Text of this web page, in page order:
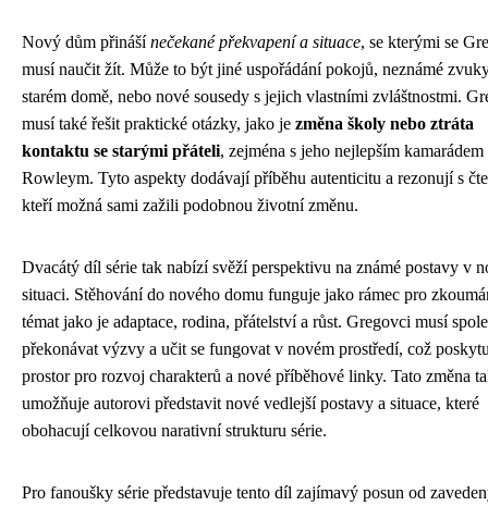
Nový dům přinášínečekané překvapení a situace, se kterými se
musí naučit žít. Může to být jiné uspořádání pokojů, neznámé
starém domě, nebo nové sousedy s jejich vlastními zvláštnostmi.
musí také řešit praktické otázky, jako je změna školy nebo ztráta
kontaktu se starými přáteli, zejména s jeho nejlepším kamarádem
Rowleym. Tyto aspekty dodávají příběhu autenticitu a rezonují s
kteří možná sami zažili podobnou životní změnu.
Dvacátý díl série tak nabízí svěží perspektivu na známé postavy v
situaci. Stěhování do nového domu funguje jako rámec pro
témat jako je adaptace, rodina, přátelství a růst. Gregovci musí
překonávat výzvy a učit se fungovat v novém prostředí, což
prostor pro rozvoj charakterů a nové příběhové linky. Tato změna
umožňuje autorovi představit nové vedlejší postavy a situace, které
obohacují celkovou narativní strukturu série.
Pro fanoušky série představuje tento díl zajímavý posun od